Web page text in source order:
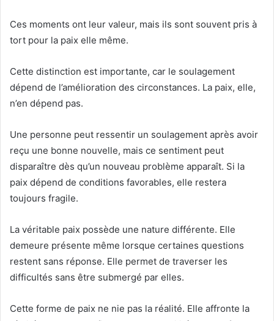
Ces moments ont leur valeur, mais ils sont souvent pris à
tort pour la paix elle même.
Cette distinction est importante, car le soulagement
dépend de l’amélioration des circonstances. La paix, elle,
n’en dépend pas.
Une personne peut ressentir un soulagement après avoir
reçu une bonne nouvelle, mais ce sentiment peut
disparaître dès qu’un nouveau problème apparaît. Si la
paix dépend de conditions favorables, elle restera
toujours fragile.
La véritable paix possède une nature différente. Elle
demeure présente même lorsque certaines questions
restent sans réponse. Elle permet de traverser les
difficultés sans être submergé par elles.
Cette forme de paix ne nie pas la réalité. Elle affronte la